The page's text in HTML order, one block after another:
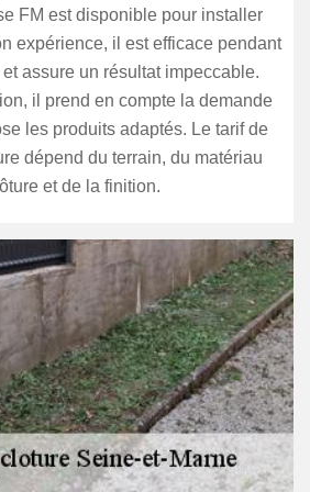
FM est disponible pour installer
expérience, il est efficace pendant
assure un résultat impeccable.
il prend en compte la demande
les produits adaptés. Le tarif de
dépend du terrain, du matériau
et de la finition.